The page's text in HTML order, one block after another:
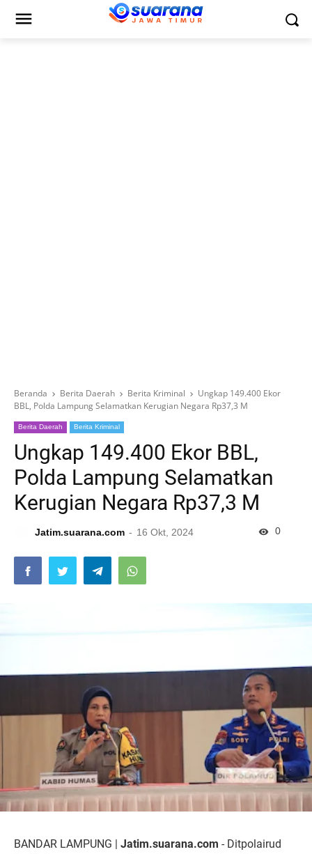
Beranda Berita Daerah Berita Kriminal
Ungkap 149.400 Ekor
BBL, Polda Lampung Selamatkan Kerugian Negara Rp37,3 M
Berita Daerah Berita Kriminal
Ungkap 149.400 Ekor BBL,
Polda Lampung Selamatkan
Kerugian Negara Rp37,3 M
Jatim.suarana.com 16 Okt, 2024 0
BANDAR LAMPUNG | Jatim.suarana.com - Ditpolairud